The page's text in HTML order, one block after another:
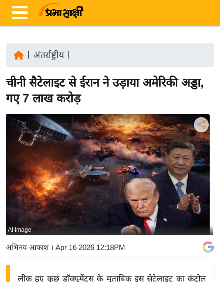
ज़ा
ख
र
अं
त
र्रा
य
बि
ज़
अंतर्राष्ट्रीय|
चीनी सैटेलाइट से ईरान ने उड़ाया अमेरिकी अड्डा,
गए 7 लाख करोड़
AI Image
अभिनय आकाश। Apr 16 2026 12:18PM
लीक हुए कुछ डॉक्यूमेंट्स के मुताबिक इस सेटेलाइट का कंट्रोल